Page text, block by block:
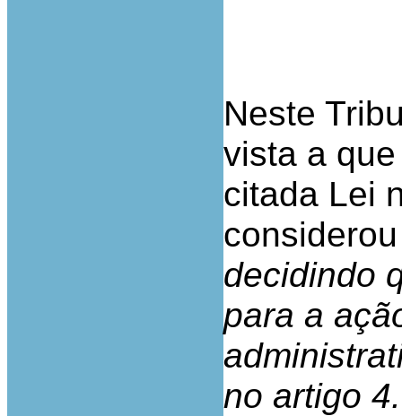
Neste
vista a que
citada Lei
considerou
decidindo
para a
no artigo